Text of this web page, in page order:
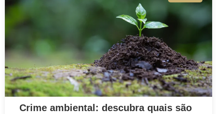
Crime ambiental: descubra quais são